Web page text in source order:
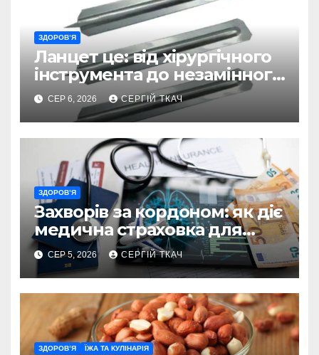
ЗДОРОВ’Я
Ланцет це: від хірургічного
інструмента до незамінного
помічника в діагностиці
СЕР 6, 2026 СЕРГІЙ ТКАЧ
ЗДОРОВ’Я
Захворів за кордоном: як діє
медична страховка для
туристів
СЕР 5, 2026 СЕРГІЙ ТКАЧ
ЗДОРОВ’Я ЇЖА ТА КУЛІНАРІЯ